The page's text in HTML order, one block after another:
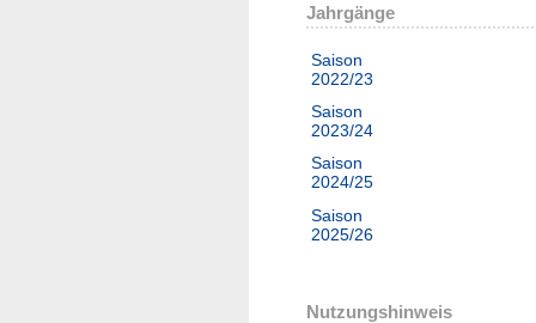
Jahrgänge
Saison
2022/23
Saison
2023/24
Saison
2024/25
Saison
2025/26
Nutzungshinweis